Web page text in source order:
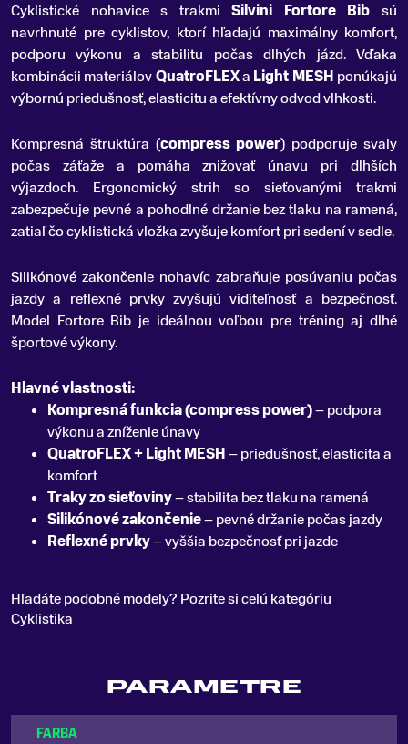
Cyklistické nohavice s trakmiSilvini Fortore Bib sú
navrhnuté pre cyklistov, ktorí hľadajú maximálny komfort,
podporu výkonu a stabilitu počas dlhých jázd.Vďaka
kombinácii materiálovQuatroFLEXa Light MESH ponúkajú
výbornú priedušnosť, elasticitu a efektívny odvod vlhkosti.
Kompresná štruktúra (compress power) podporuje svaly
počas záťaže a pomáha znižovať únavu pri dlhších
výjazdoch. Ergonomický strih so sieťovanými trakmi
zabezpečuje pevné a pohodlné držanie bez tlaku na ramená,
zatiaľ čo cyklistická vložka zvyšuje komfort pri sedení v sedle.
Silikónové zakončenie nohavíc zabraňuje posúvaniu počas
jazdy a reflexné prvky zvyšujú viditeľnosť a bezpečnosť.
Model Fortore Bib je ideálnou voľbou pre tréning aj dlhé
športové výkony.
Hlavné vlastnosti:
Kompresná funkcia (compress power)– podpora
výkonu a zníženie únavy
QuatroFLEX + Light MESH– priedušnosť, elasticita a
komfort
Traky zo sieťoviny– stabilita bez tlaku na ramená
Silikónové zakončenie– pevné držanie počas jazdy
Reflexné prvky– vyššia bezpečnosť pri jazde
Hľadáte podobné modely? Pozrite si celú kategóriu
Cyklistika
PARAMETRE
FARBA